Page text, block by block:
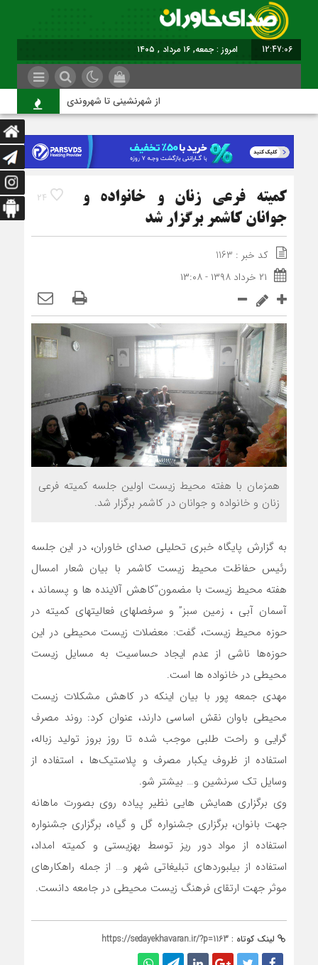
12:47:06 امروز : جمعه, ۱۶ مرداد , ۱۴۰۵
از شهرنشینی تا شهروندی
24
کمیته فرعی زنان و خانواده و
جوانان کاشمر برگزار شد
کد خبر : 1163
۲۱ خرداد ۱۳۹۸ - ۱۳:۰۸
همزمان با هفته محیط زیست اولین جلسه کمیته فرعی
زنان و خانواده و جوانان در کاشمر برگزار شد.
به گزارش پایگاه خبری تحلیلی صدای خاوران، در این جلسه
رئیس حفاظت محیط زیست کاشمر با بیان شعار امسال
هفته محیط زیست با مضمون”کاهش آلاینده ها و پسماند ،
آسمان آبی ، زمین سبز” و سرفصلهای فعالیتهای کمیته در
حوزه محیط زیست، گفت: معضلات زیست محیطی در این
حوزه‌ها ناشی از عدم ایجاد حساسیت به مسایل زیست
محیطی در خانواده ها است.
مهدی جمعه پور با بیان اینکه در کاهش مشکلات زیست
محیطی باوان نقش اساسی دارند، عنوان کرد: روند مصرف
گرایی و راحت طلبی موجب شده تا روز بروز تولید زباله،
استفاده از ظروف یکبار مصرف و پلاستیک‌ها ، استفاده از
وسایل تک سرنشین و… بیشتر شو.
وی برگزاری همایش هایی نظیر پیاده روی بصورت ماهانه
جهت بانوان، برگزاری جشنواره گل و گیاه، برگزاری جشنواره
استفاده از مواد دور ریز توسط بهزیستی و کمیته امداد،
استفاده از بیلبوردهای تبلیغاتی شهر و… از جمله راهکارهای
موثر جهت ارتقای فرهنگ زیست محیطی در جامعه دانست.
لینک کوتاه : https://sedayekhavaran.ir/?p=1163